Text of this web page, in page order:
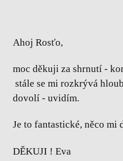
Ahoj Rosťo,
moc děkuji za shrnutí -
stále se mi rozkrývá
dovolí - uvidím.
Je to fantastické, něco mi
DĚKUJI ! Eva